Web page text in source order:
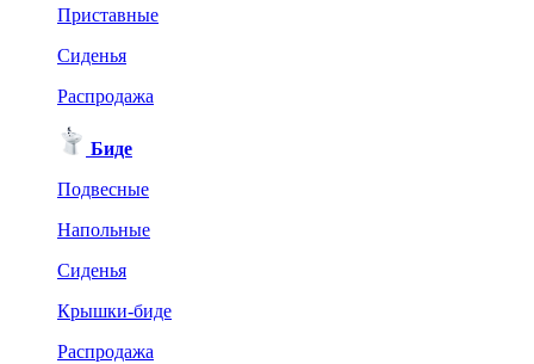
Приставные
Сиденья
Распродажа
Биде
Подвесные
Напольные
Сиденья
Крышки-биде
Распродажа